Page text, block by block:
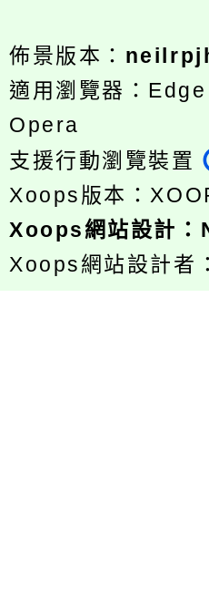
佈景版本：
適用瀏覽器：
Opera
支援行動瀏覽裝置
Xoops版本：
Xoops網站設計 ：
Xoops網站設計者